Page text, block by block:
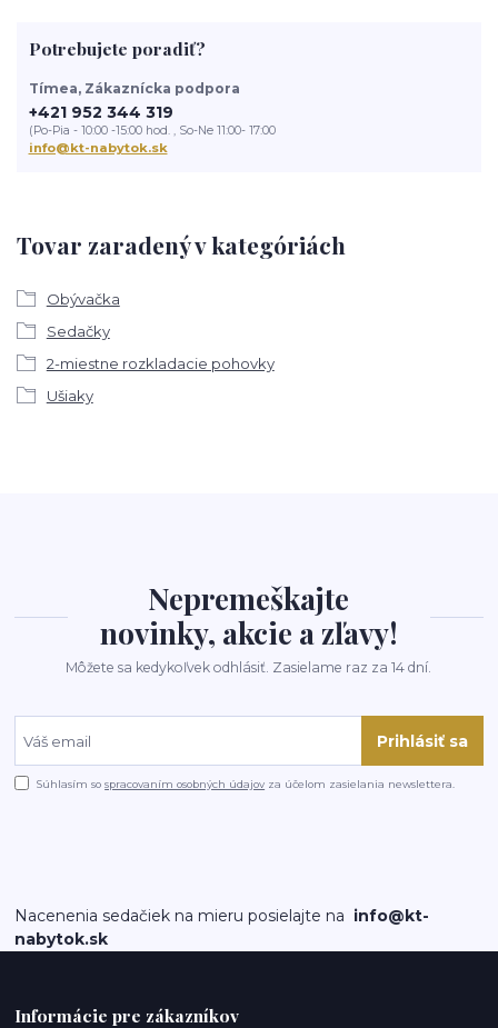
Tovar zaradený v kategóriách
Obývačka
Sedačky
2-miestne rozkladacie pohovky
Ušiaky
Potrebujete poradiť?
Tímea, Zákaznícka podpora
+421 952 344 319
(Po-Pia - 10:00 -15:00 hod. , So-Ne 11:00- 17:00
info@kt-nabytok.sk
Nepremeškajte
novinky, akcie a zľavy!
Môžete sa kedykoľvek odhlásiť. Zasielame raz za 14 dní.
Prihlásiť sa
Súhlasím sospracovaním osobných údajov za účelom zasielania newslettera.
Nacenenia sedačiek na mieru posielajte na info@kt-
nabytok.sk
Informácie pre zákazníkov